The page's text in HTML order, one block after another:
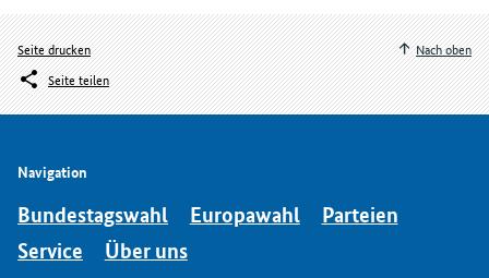
Seite drucken
Seite teilen
Nach oben
Navigation
Bundestagswahl Europawahl
Parteien
Service
Über uns